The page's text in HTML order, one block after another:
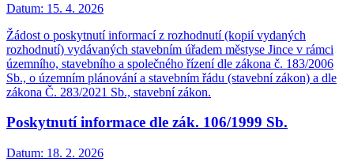
Datum: 15. 4. 2026
Žádost o poskytnutí informací z rozhodnutí (kopií vydaných
rozhodnutí) vydávaných stavebním úřadem městyse Jince v rámci
územního, stavebního a společného řízení dle zákona č. 183/2006
Sb., o územním plánování a stavebním řádu (stavební zákon) a dle
zákona Č. 283/2021 Sb., stavební zákon.
Poskytnutí informace dle zák. 106/1999 Sb.
Datum: 18. 2. 2026